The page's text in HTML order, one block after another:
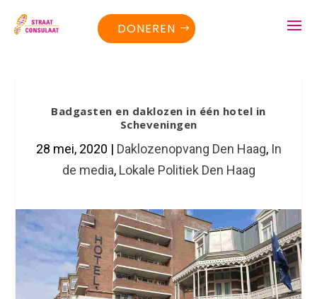
DONEREN
Badgasten en daklozen in één hotel in
Scheveningen
28 mei, 2020 | Daklozenopvang Den Haag, In
de media, Lokale Politiek Den Haag